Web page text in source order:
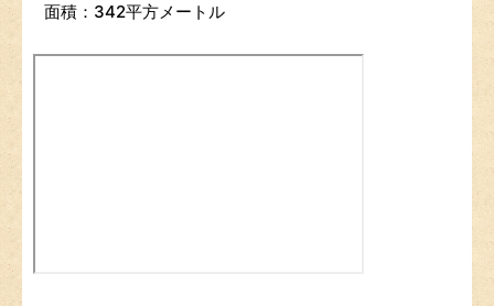
面積：342平方メートル